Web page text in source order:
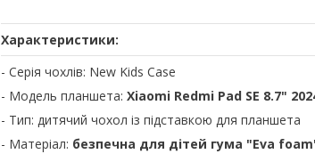
Характеристики:
- Серія чохлів: New Kids Case
- Модель планшета: Xiaomi Redmi Pad SE 8.7"
- Тип: дитячий чохол із підставкою для планшета
- Матеріал: безпечна для дітей гума "Eva